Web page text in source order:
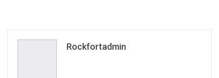
Rockfortadmin